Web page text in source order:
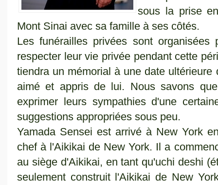
sous la prise
Mont Sinai avec sa famille à ses côtés.
Les funérailles privées sont
respecter leur vie privée pendant cette
tiendra un mémorial à une date
aimé et appris de lui. Nous savons
exprimer leurs sympathies d'une
suggestions appropriées sous peu.
Yamada Sensei est arrivé à New York
chef à l'Aikikai de New York. Il a
au siège d'Aikikai, en tant qu'uchi deshi
seulement construit l'Aikikai de New